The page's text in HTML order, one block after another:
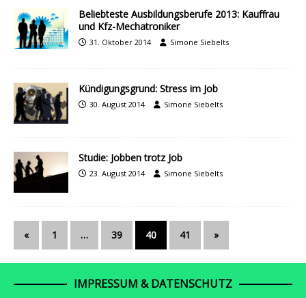
Beliebteste Ausbildungsberufe 2013: Kauffrau
und Kfz-Mechatroniker
31. Oktober 2014 Simone Siebelts
Kündigungsgrund: Stress im Job
30. August 2014 Simone Siebelts
Studie: Jobben trotz Job
23. August 2014 Simone Siebelts
« 1 … 39 40 41 »
IMPRESSUM & DATENSCHUTZ